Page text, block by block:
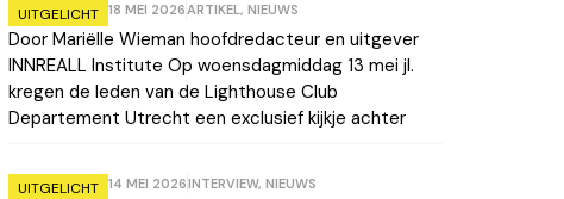
UITGELICHT 18 MEI 2026ARTIKEL,NIEUWS
Door Mariëlle Wieman hoofdredacteur en uitgever
INNREALL Institute Op woensdagmiddag 13 mei jl.
kregen de leden van de Lighthouse Club
Departement Utrecht een exclusief kijkje achter
UITGELICHT 14 MEI 2026INTERVIEW,NIEUWS